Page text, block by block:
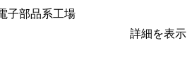
子部品系工場
詳細を表示